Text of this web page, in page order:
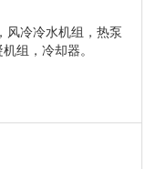
风冷冷水机组，热泵
组，冷却器。